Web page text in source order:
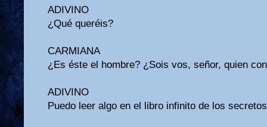
ADIVINO
¿Qué queréis?
CARMIANA
¿Es éste el hombre? ¿Sois vos, señor, quien
ADIVINO
Puedo leer algo en el libro infinito de los